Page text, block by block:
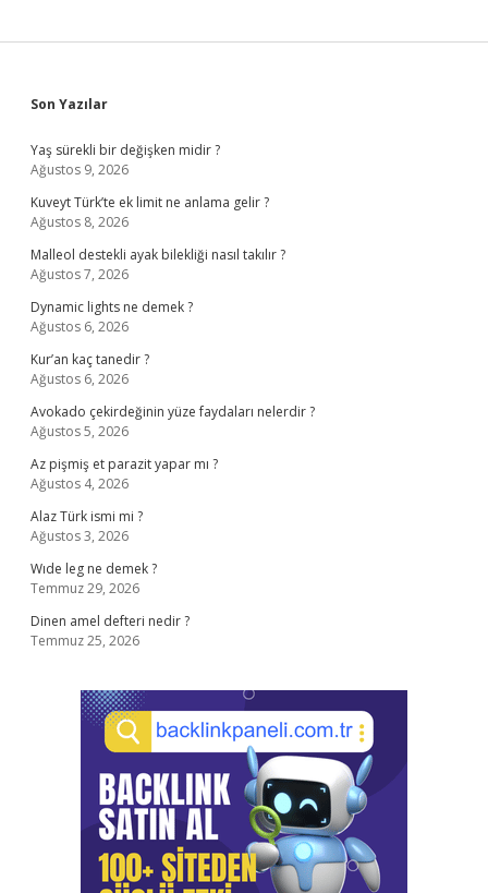
Sidebar
Son Yazılar
Yaş sürekli bir değişken midir ?
Ağustos 9, 2026
Kuveyt Türk’te ek limit ne anlama gelir ?
Ağustos 8, 2026
Malleol destekli ayak bilekliği nasıl takılır ?
Ağustos 7, 2026
Dynamic lights ne demek ?
Ağustos 6, 2026
Kur’an kaç tanedir ?
Ağustos 6, 2026
Avokado çekirdeğinin yüze faydaları nelerdir ?
Ağustos 5, 2026
Az pişmiş et parazit yapar mı ?
Ağustos 4, 2026
Alaz Türk ismi mi ?
Ağustos 3, 2026
Wıde leg ne demek ?
Temmuz 29, 2026
Dinen amel defteri nedir ?
Temmuz 25, 2026